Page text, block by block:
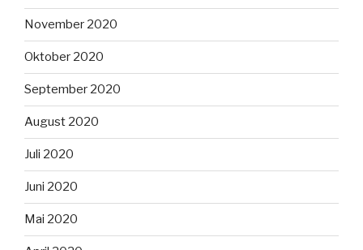
November 2020
Oktober 2020
September 2020
August 2020
Juli 2020
Juni 2020
Mai 2020